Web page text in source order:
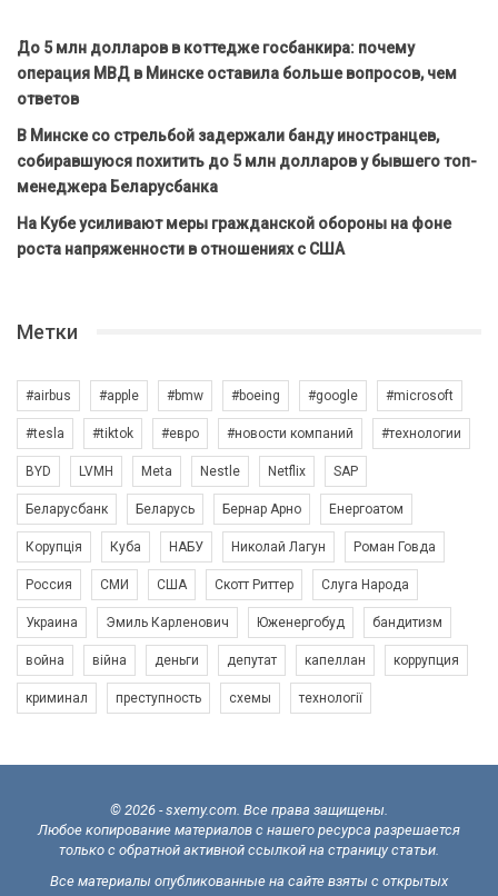
До 5 млн долларов в коттедже госбанкира: почему
операция МВД в Минске оставила больше вопросов, чем
ответов
В Минске со стрельбой задержали банду иностранцев,
собиравшуюся похитить до 5 млн долларов у бывшего топ-
менеджера Беларусбанка
На Кубе усиливают меры гражданской обороны на фоне
роста напряженности в отношениях с США
Метки
#airbus #apple #bmw #boeing #google #microsoft
#tesla #tiktok #евро #новости компаний #технологии
BYD LVMH Meta Nestle Netflix SAP
Беларусбанк Беларусь Бернар Арно Енергоатом
Корупція Куба НАБУ Николай Лагун Роман Говда
Россия СМИ США Скотт Риттер Слуга Народа
Украина Эмиль Карленович Юженергобуд бандитизм
война війна деньги депутат капеллан коррупция
криминал преступность схемы технології
© 2026 - sxemy.com. Все права защищены.
Любое копирование материалов с нашего ресурса разрешается
только с обратной активной ссылкой на страницу статьи.
Все материалы опубликованные на сайте взяты с открытых